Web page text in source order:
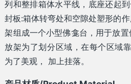
列和整排箱体水平线，底座还起
封板:箱体转弯处和空隙处塑形的
架组成一个小型佛龛台，用于放
放架为了划分区域，在每个区域
为了美观， 加上挂落。